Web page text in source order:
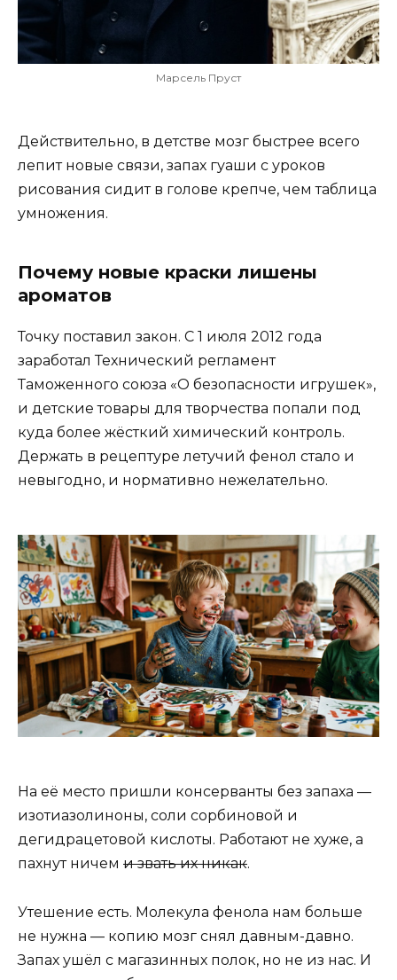
Марсель Пруст
Действительно, в детстве мозг быстрее всего
лепит новые связи, запах гуаши с уроков
рисования сидит в голове крепче, чем таблица
умножения.
Почему новые краски лишены
ароматов
Точку поставил закон. С 1 июля 2012 года
заработал Технический регламент
Таможенного союза «О безопасности игрушек»,
и детские товары для творчества попали под
куда более жёсткий химический контроль.
Держать в рецептуре летучий фенол стало и
невыгодно, и нормативно нежелательно.
На её место пришли консерванты без запаха —
изотиазолиноны, соли сорбиновой и
дегидрацетовой кислоты. Работают не хуже, а
пахнут ничем и звать их никак.
Утешение есть. Молекула фенола нам больше
не нужна — копию мозг снял давным-давно.
Запах ушёл с магазинных полок, но не из нас. И